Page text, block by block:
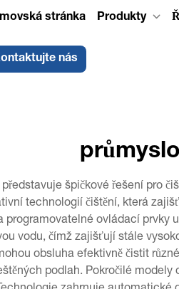
stránka Produkty
nás
špičkové řešení pro
technologií čištění, která
programovatelné ovládací
vodu, čímž zajišťují stále
obsluha efektivně čistit
podlah. Pokročilé